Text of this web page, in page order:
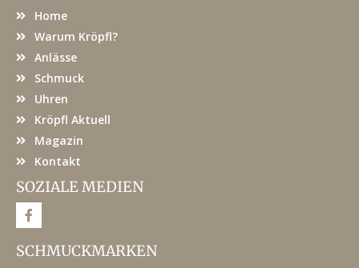
Home
Warum Kröpfl?
Anlässe
Schmuck
Uhren
Kröpfl Aktuell
Magazin
Kontakt
SOZIALE MEDIEN
F
a
e
b
SCHMUCKMARKEN